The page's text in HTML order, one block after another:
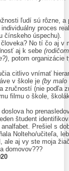
ľudí sú rôzne,
proces
čínskeho úspechu).
No tí čo aj v
aj k sebe
, potom organizácie
citlivo vnímať
v škole je (by malo
zručností (nie podľa
filmu o škole,
ho
študent
Prešiel s
Nolteho/učiteľa,
ale aj vy ste moja
domovov???